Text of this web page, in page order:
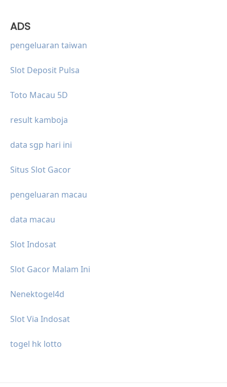
ADS
pengeluaran taiwan
Slot Deposit Pulsa
Toto Macau 5D
result kamboja
data sgp hari ini
Situs Slot Gacor
pengeluaran macau
data macau
Slot Indosat
Slot Gacor Malam Ini
Nenektogel4d
Slot Via Indosat
togel hk lotto